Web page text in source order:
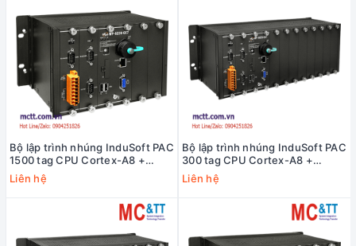
Bộ lập trình nhúng InduSoft PAC
1500 tag CPU Cortex-A8 +
WinCE 7.0 ICP DAS WP-9229-
CE7-1500 CR
Liên hệ
Bộ lập trình nhúng InduSoft PAC
300 tag CPU Cortex-A8 +
WinCE 7.0 ICP DAS WP-9829-
CE7 CR
Liên hệ